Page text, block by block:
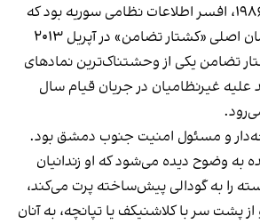
امجد یوسف، متولد ۱۹۸۶، افسر اطلاعات نظامی سوریه بود که
به عنوان یکی از متهمان اصلی «کشتار تضامن» در آپریل ۲۰۱۳
تضامن یکی از وحشتناک‌ترین نمادهای
غیرنظامیان در جریان قیام سال
و مسئول امنیت جنوب دمشق بود.
به وضوح دیده می‌شود که او زندانیان
را به گودالی پیش‌ساخته پرت می‌کند،
پشت سر با کلاشنیکف یا تپانچه، به آنان